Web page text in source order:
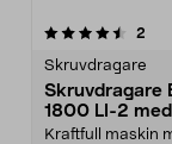
2
Skruvdragare
Skruvdragare
1800 LI-2
Workbox
Kraftfull maskin
3.5av 5